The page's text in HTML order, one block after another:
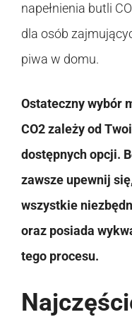
napełnienia butli
dla osób
piwa w domu.
Ostateczny wybór
CO2 zależy od
dostępnych opcji.
zawsze upewnij
wszystkie
oraz posiada
tego procesu.